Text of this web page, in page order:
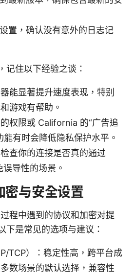
置，确认没有意外的日志记
记住以下经验之谈：
能显著提升速度表现，特别
游戏有帮助。
权限或 California 的“广告追
能有时会降低隐私保护水平。
查你的连接是否真的通过
导性的场景。
密与安全设置
程中遇到的协议和加密对提
下是常见的选项与建议：
TCP）：稳定性高，跨平台成
数场景的默认选择，兼容性